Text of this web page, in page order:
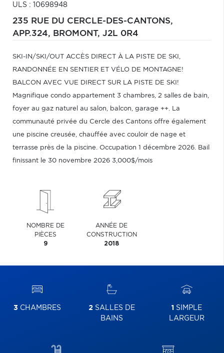
ULS : 10698948
235 RUE DU CERCLE-DES-CANTONS,
APP.324, BROMONT, J2L 0R4
SKI-IN/SKI/OUT ACCÈS DIRECT À LA PISTE DE SKI,
RANDONNÉE EN SENTIER ET VÉLO DE MONTAGNE!
BALCON AVEC VUE DIRECT SUR LA PISTE DE SKI!
Magnifique condo appartement 3 chambres, 2 salles de bain,
foyer au gaz naturel au salon, balcon, garage ++. La
communauté privée du Cercle des Cantons offre également
une piscine creusée, chauffée avec couloir de nage et
terrasse près de la piscine. Occupation 1 décembre 2026. Bail
finissant le 30 novembre 2026 3,000$/mois
NOMBRE DE
PIÈCES
9
ANNÉE DE
CONSTRUCTION
2018
3 CHAMBRES 2 SALLES DE
BAINS
1 SIMPLE
LARGEUR